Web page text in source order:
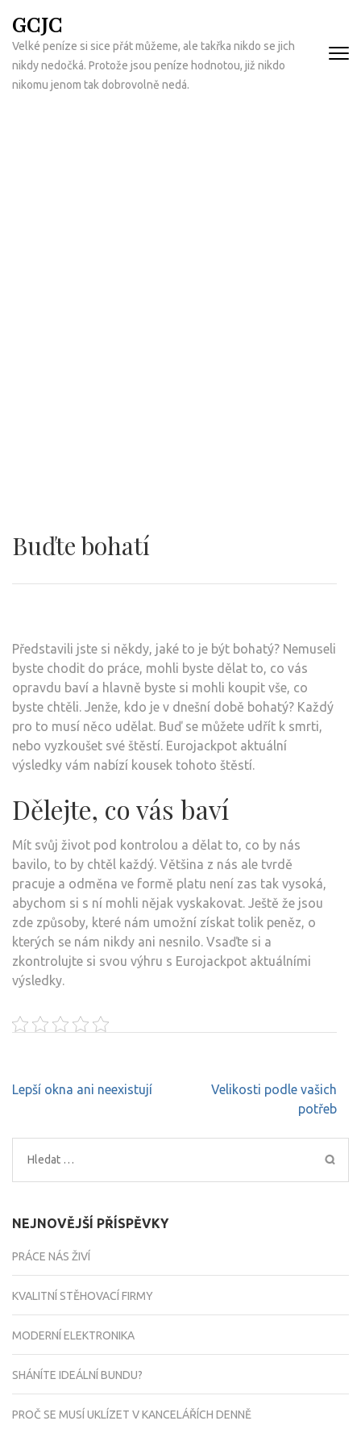
na
obsah
(Enter)
GCJC
Velké peníze si sice přát můžeme, ale takřka nikdo se jich
nikdy nedočká. Protože jsou peníze hodnotou, již nikdo
nikomu jenom tak dobrovolně nedá.
Buďte bohatí
Představili jste si někdy, jaké to je být bohatý? Nemuseli
byste chodit do práce, mohli byste dělat to, co vás
opravdu baví a hlavně byste si mohli koupit vše, co
byste chtěli. Jenže, kdo je v dnešní době bohatý? Každý
pro to musí něco udělat. Buď se můžete udřít k smrti,
nebo vyzkoušet své štěstí. Eurojackpot aktuální
výsledky vám nabízí kousek tohoto štěstí.
Dělejte, co vás baví
Mít svůj život pod kontrolou a dělat to, co by nás
bavilo, to by chtěl každý. Většina z nás ale tvrdě
pracuje a odměna ve formě platu není zas tak vysoká,
abychom si s ní mohli nějak vyskakovat. Ještě že jsou
zde způsoby, které nám umožní získat tolik peněz, o
kterých se nám nikdy ani nesnilo. Vsaďte si a
zkontrolujte si svou výhru s Eurojackpot aktuálními
výsledky.
Navigace
Lepší okna ani neexistují
Velikosti podle vašich
potřeb
Vyhledávání
NEJNOVĚJŠÍ PŘÍSPĚVKY
PRÁCE NÁS ŽIVÍ
KVALITNÍ STĚHOVACÍ FIRMY
MODERNÍ ELEKTRONIKA
SHÁNÍTE IDEÁLNÍ BUNDU?
PROČ SE MUSÍ UKLÍZET V KANCELÁŘÍCH DENNĚ